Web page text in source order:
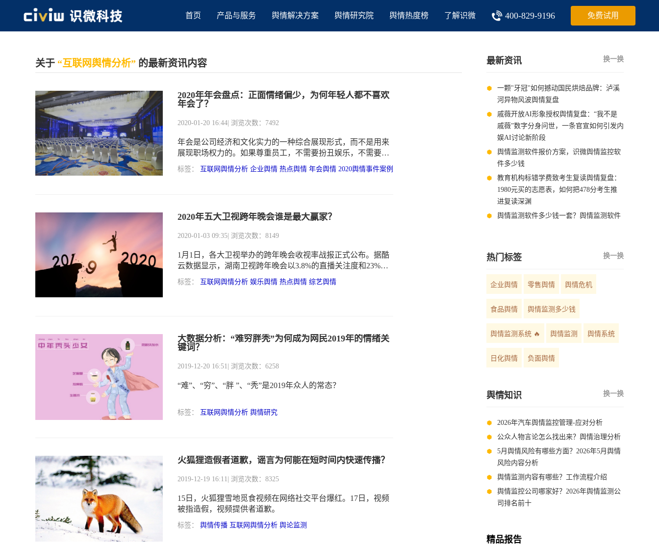
首页 产品与服务 舆情解决方案 舆情研究院 舆情热度榜 了解识微 400-829-9196 免费试用
关于 “互联网舆情分析” 的最新资讯内容
2020年年会盘点：正面情绪偏少，为何年轻人都不喜欢
年会了？
2020-01-20 16:44 | 浏览次数：7492
年会是公司经济和文化实力的一种综合展现形式，而不是用来
展现职场权力的。如果尊重员工，不需要扮丑娱乐，不需要刻
意讨好，不需要拼酒展现权力，而是把同事们聚在一起真诚、
平等的交流，才会让团队更有凝聚力，也能让公司的文化、价
标签： 互联网舆情分析 企业舆情 热点舆情 年会舆情 2020舆情事件案例
2020年五大卫视跨年晚会谁是最大赢家？
2020-01-03 09:35 | 浏览次数：8149
1月1日，各大卫视举办的跨年晚会收视率战报正式公布。据酷
云数据显示，湖南卫视跨年晚会以3.8%的直播关注度和23%的
市场占有率夺下第一，央视排第二，东方卫视和江苏卫视位列
三、四名。不过，如果以CSM59城的数据来看，江苏卫视登上
标签： 互联网舆情分析 娱乐舆情 热点舆情 综艺舆情
大数据分析：“难穷胖秃”为何成为网民2019年的情绪关
键词？
2019-12-20 16:51 | 浏览次数：6258
“难”、“穷”、“胖 ”、“秃”是2019年众人的常态？
标签： 互联网舆情分析 舆情研究
火狐狸造假者道歉，谣言为何能在短时间内快速传播？
2019-12-19 16:11 | 浏览次数：8325
15日，火狐狸雪地觅食视频在网络社交平台爆红。17日，视频
被指造假，视频提供者道歉。
标签： 舆情传播 互联网舆情分析 舆论监测
最新资讯 换一换
一颗"牙冠"如何撼动国民烘焙品牌：泸溪
河异物风波舆情复盘
戚薇开放AI形象授权舆情复盘：“我不是
戚薇”数字分身问世，一条官宣如何引发内
娱AI讨论新阶段
舆情监测软件报价方案，识微舆情监控软
件多少钱
教育机构标错学费致考生复读舆情复盘：
1980元买的志愿表，如何把478分考生推
进复读深渊
舆情监测软件多少钱一套？舆情监测软件
热门标签 换一换
企业舆情 零售舆情 舆情危机
食品舆情 舆情监测多少钱
舆情监测系统 🔥 舆情监测 舆情系统
日化舆情 负面舆情
舆情知识 换一换
2026年汽车舆情监控管理-应对分析
公众人物言论怎么找出来？舆情治理分析
5月舆情风险有哪些方面？2026年5月舆情
风险内容分析
舆情监测内容有哪些？工作流程介绍
舆情监控公司哪家好？2026年舆情监测公
司排名前十
精品报告